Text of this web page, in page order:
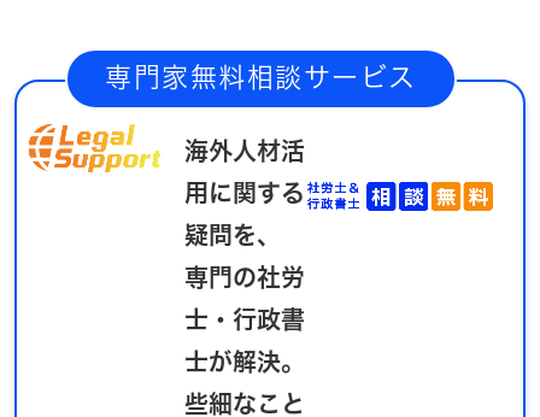
専門家無料相談サービス
海外人材活
用に関する
疑問を、
専門の社労
士・行政書
士が解決。
些細なこと